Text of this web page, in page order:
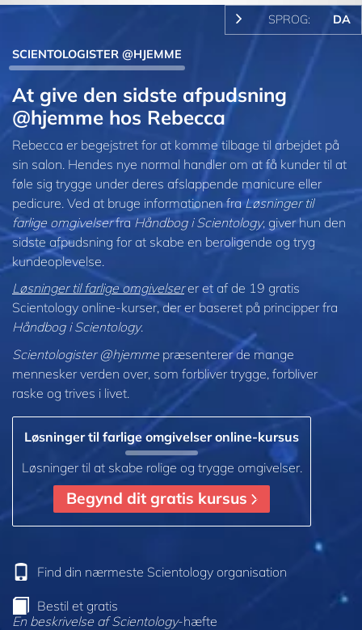
SPROG: DA
SCIENTOLOGISTER @HJEMME
At give den sidste afpudsning
@hjemme hos Rebecca
Rebecca er begejstret for at komme tilbage til arbejdet på
sin salon. Hendes nye normal handler om at få kunder til at
føle sig trygge under deres afslappende manicure eller
pedicure. Ved at bruge informationen fraLøsninger til
farlige omgivelserfraHåndbog i Scientology, giver hun den
sidste afpudsning for at skabe en beroligende og tryg
kundeoplevelse.
Løsninger til farlige omgivelserer et af de 19 gratis
Scientology online-kurser, der er baseret på principper fra
Håndbog i Scientology.
Scientologister @hjemme præsenterer de mange
mennesker verden over, som forbliver trygge, forbliver
raske og trives i livet.
Løsninger til farlige omgivelser online-kursus
Løsninger til at skabe rolige og trygge omgivelser.
Begynd dit gratis kursus
Find din nærmeste Scientology organisation
Bestil et gratis
En beskrivelse af Scientology-hæfte